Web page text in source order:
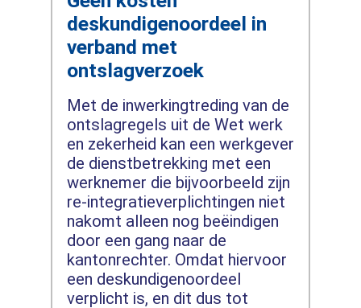
deskundigenoordeel in
verband met
ontslagverzoek
Met de inwerkingtreding van de
ontslagregels uit de Wet werk
en zekerheid kan een werkgever
de dienstbetrekking met een
werknemer die bijvoorbeeld zijn
re-integratieverplichtingen niet
nakomt alleen nog beëindigen
door een gang naar de
kantonrechter. Omdat hiervoor
een deskundigenoordeel
verplicht is, en dit dus tot